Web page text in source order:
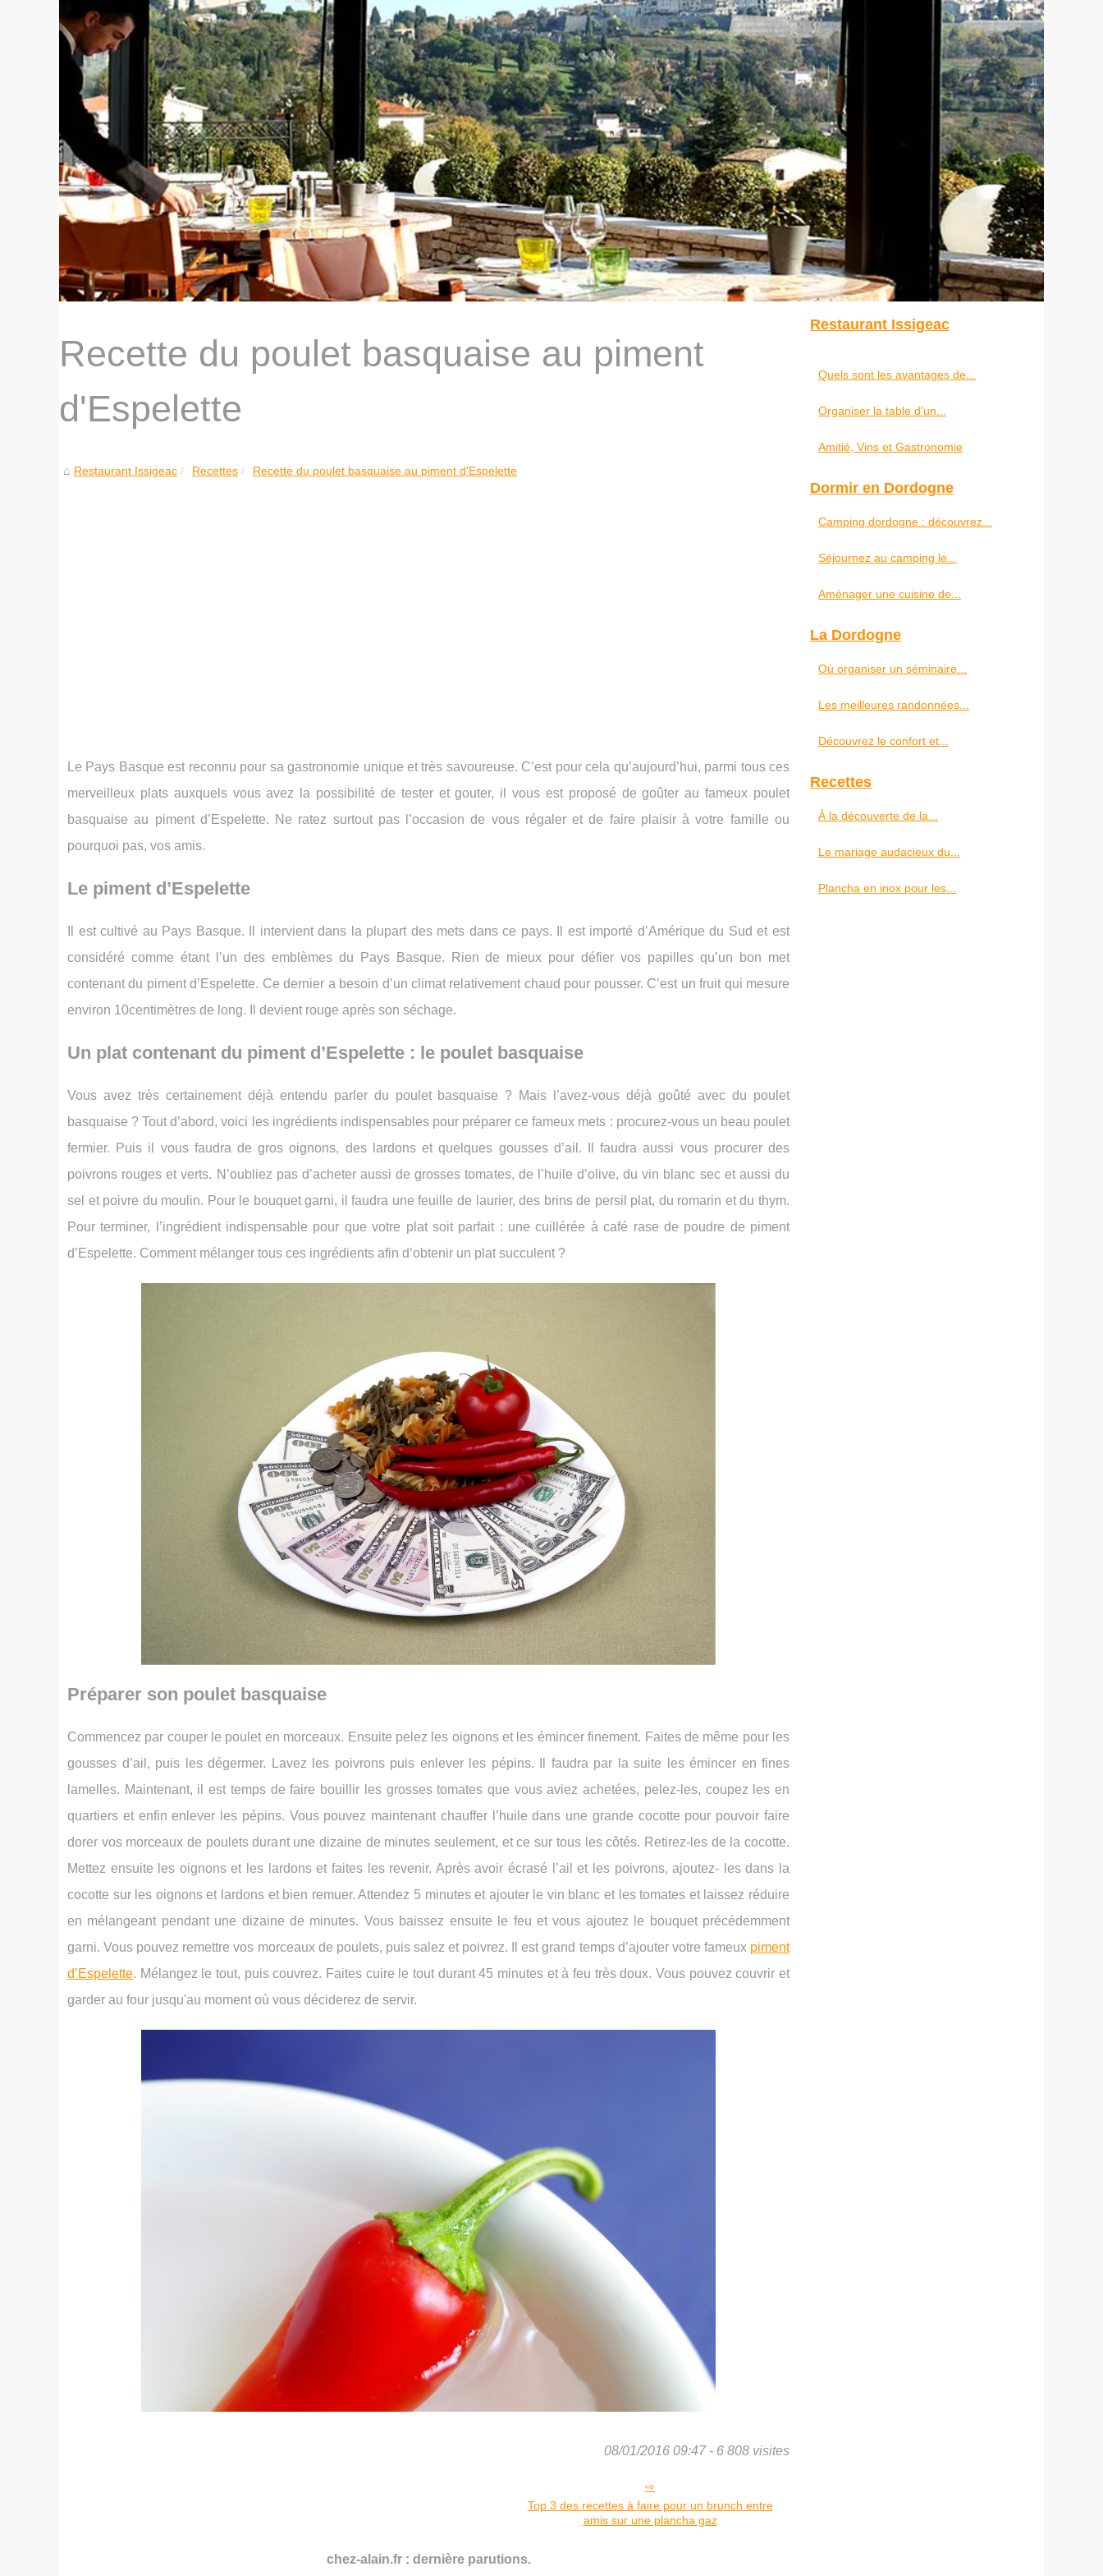
Recette du poulet basquaise au piment
d'Espelette
Restaurant Issigeac Recettes Recette du poulet basquaise au piment d'Espelette
Le Pays Basque est reconnu pour sa gastronomie unique et très savoureuse. C’est pour cela qu’aujourd’hui, parmi tous ces
merveilleux plats auxquels vous avez la possibilité de tester et gouter, il vous est proposé de goûter au fameux poulet
basquaise au piment d’Espelette. Ne ratez surtout pas l’occasion de vous régaler et de faire plaisir à votre famille ou
pourquoi pas, vos amis.
Le piment d’Espelette
Il est cultivé au Pays Basque. Il intervient dans la plupart des mets dans ce pays. Il est importé d’Amérique du Sud et est
considéré comme étant l’un des emblèmes du Pays Basque. Rien de mieux pour défier vos papilles qu’un bon met
contenant du piment d’Espelette. Ce dernier a besoin d’un climat relativement chaud pour pousser. C’est un fruit qui mesure
environ 10centimètres de long. Il devient rouge après son séchage.
Un plat contenant du piment d’Espelette : le poulet basquaise
Vous avez très certainement déjà entendu parler du poulet basquaise ? Mais l’avez-vous déjà goûté avec du poulet
basquaise ? Tout d’abord, voici les ingrédients indispensables pour préparer ce fameux mets : procurez-vous un beau poulet
fermier. Puis il vous faudra de gros oignons, des lardons et quelques gousses d’ail. Il faudra aussi vous procurer des
poivrons rouges et verts. N’oubliez pas d’acheter aussi de grosses tomates, de l’huile d’olive, du vin blanc sec et aussi du
sel et poivre du moulin. Pour le bouquet garni, il faudra une feuille de laurier, des brins de persil plat, du romarin et du thym.
Pour terminer, l’ingrédient indispensable pour que votre plat soit parfait : une cuillérée à café rase de poudre de piment
d’Espelette. Comment mélanger tous ces ingrédients afin d’obtenir un plat succulent ?
Préparer son poulet basquaise
Commencez par couper le poulet en morceaux. Ensuite pelez les oignons et les émincer finement. Faites de même pour les
gousses d’ail, puis les dégermer. Lavez les poivrons puis enlever les pépins. Il faudra par la suite les émincer en fines
lamelles. Maintenant, il est temps de faire bouillir les grosses tomates que vous aviez achetées, pelez-les, coupez les en
quartiers et enfin enlever les pépins. Vous pouvez maintenant chauffer l’huile dans une grande cocotte pour pouvoir faire
dorer vos morceaux de poulets durant une dizaine de minutes seulement, et ce sur tous les côtés. Retirez-les de la cocotte.
Mettez ensuite les oignons et les lardons et faites les revenir. Après avoir écrasé l’ail et les poivrons, ajoutez- les dans la
cocotte sur les oignons et lardons et bien remuer. Attendez 5 minutes et ajouter le vin blanc et les tomates et laissez réduire
en mélangeant pendant une dizaine de minutes. Vous baissez ensuite le feu et vous ajoutez le bouquet précédemment
garni. Vous pouvez remettre vos morceaux de poulets, puis salez et poivrez. Il est grand temps d’ajouter votre fameux piment
d’Espelette. Mélangez le tout, puis couvrez. Faites cuire le tout durant 45 minutes et à feu très doux. Vous pouvez couvrir et
garder au four jusqu'au moment où vous déciderez de servir.
08/01/2016 09:47 - 6 808 visites
Top 3 des recettes à faire pour un brunch entre
amis sur une plancha gaz
chez-alain.fr : dernière parutions.
Restaurant Issigeac
Quels sont les avantages de...
Organiser la table d'un...
Amitié, Vins et Gastronomie
Dormir en Dordogne
Camping dordogne : découvrez...
Séjournez au camping le...
Aménager une cuisine de...
La Dordogne
Où organiser un séminaire...
Les meilleures randonnées...
Découvrez le confort et...
Recettes
À la découverte de la...
Le mariage audacieux du...
Plancha en inox pour les...